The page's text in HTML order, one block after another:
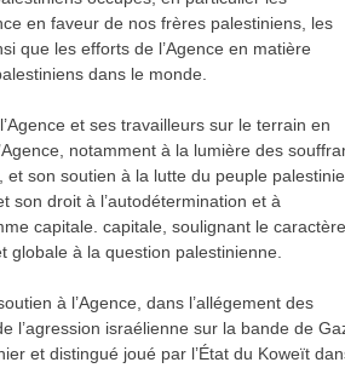
en faveur de nos frères palestiniens, les
que les efforts de l’Agence en matière
dans le monde.
et ses travailleurs sur le terrain en
notamment à la lumière des
son soutien à la lutte du peuple
son droit à l’autodétermination et à
capitale. capitale, soulignant le caractère
globale à la question palestinienne.
à l’Agence, dans l’allégement des
l’agression israélienne sur la bande de
et distingué joué par l’État du Koweït